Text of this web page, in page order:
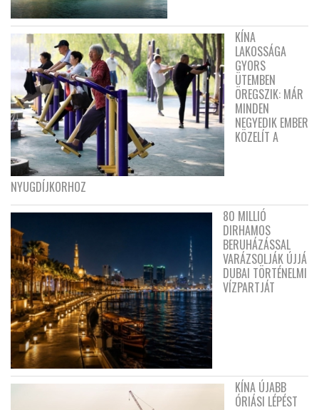
KÍNA
LAKOSSÁGA
GYORS
ÜTEMBEN
ÖREGSZIK: MÁR
MINDEN
NEGYEDIK EMBER
KÖZELÍT A
NYUGDÍJKORHOZ
80 MILLIÓ
DIRHAMOS
BERUHÁZÁSSAL
VARÁZSOLJÁK ÚJJÁ
DUBAI TÖRTÉNELMI
VÍZPARTJÁT
KÍNA ÚJABB
ÓRIÁSI LÉPÉST